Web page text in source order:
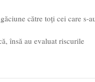
către toți cei care s-
însă au evaluat riscurile